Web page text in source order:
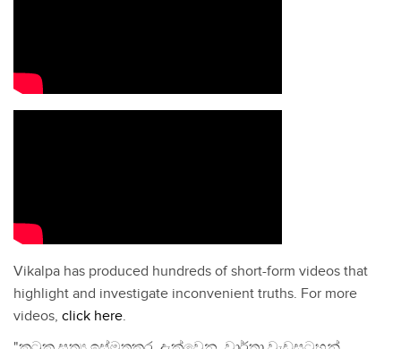
Vikalpa has produced hundreds of short-form videos that
highlight and investigate inconvenient truths. For more
videos, click here.